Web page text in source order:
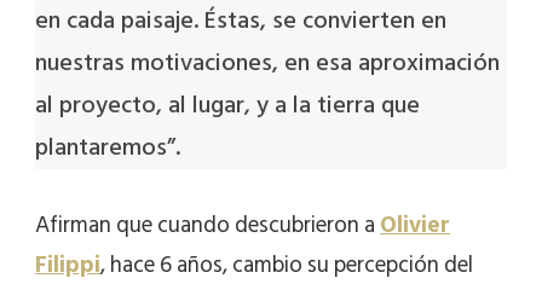
en cada paisaje. Éstas, se convierten en
nuestras motivaciones, en esa aproximación
al proyecto, al lugar, y a la tierra que
plantaremos”.
Afirman que cuando descubrieron aOlivier
Filippi, hace 6 años, cambio su percepción del